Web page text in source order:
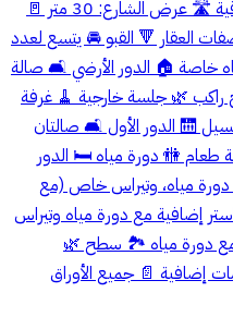
مسطح البناء: 351 م² 🧭 الواجهة: شرقية 🛣️ عرض الشارع: 30 متر 🚪
العقار 🔻 القبو 🚘 يتسع لعدد
خاصة 🏠 الدور الأرضي 🛋️ صالة
🌿 جلسة خارجية 🧹 غرفة
خادمة مع دورة مياه خاصة 🧺 غرفة غسيل 🛗 الدور الأول 🛋️ صالتان
طعام 🚻 دورة مياه 🛏️ الدور
دورة مياه، وتيراس خاص (مع
إضافية مع دورة مياه وتيراس
دورة مياه 🏞️ سطح 🌿
إضافية 📄 جميع الأوراق